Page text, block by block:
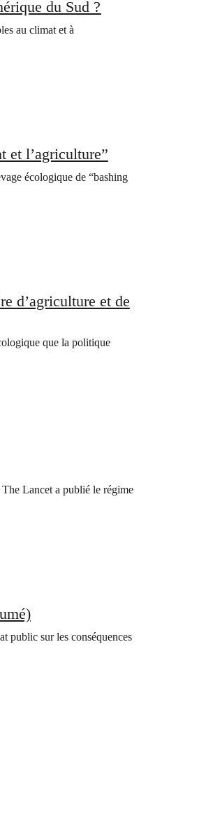
du Sud ?
au climat et à
et l’agriculture”
écologique de “bashing
d’agriculture et de
que la politique
Lancet a publié le régime
public sur les conséquences